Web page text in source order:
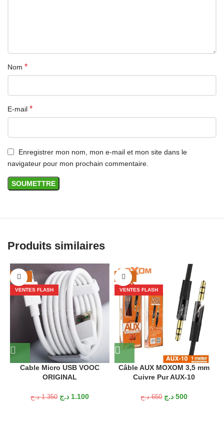
DZAIRGO avec livraison en Algérie et paiement à la livraison
selon disponibilité.
Nom *
E-mail *
Enregistrer mon nom, mon e-mail et mon site dans le
navigateur pour mon prochain commentaire.
Produits similaires
-19%
VENTES FLASH
Cable Micro USB VOOC
ORIGINAL
1.350 د.ج 1.100 د.ج
-23%
VENTES FLASH
Câble AUX MOXOM 3,5 mm
Cuivre Pur AUX-10
650 د.ج 500 د.ج